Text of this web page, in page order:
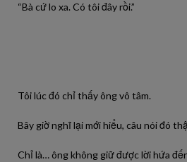
“Bà cứ lo xa. Có tôi đây rồi.”
Tôi lúc đó chỉ thấy ông vô tâm.
Bây giờ nghĩ lại mới hiểu, câu nói đó
Chỉ là… ông không giữ được lời hứa